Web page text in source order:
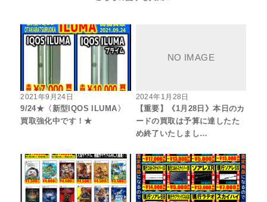
2021年9月24日
9/24★〈新型IQOS ILUMA〉
買取強化中です！★
2024年1月28日
【重要】《1月28日》本日のカ
ードの買取は予算に達したた
め終了いたしまし…